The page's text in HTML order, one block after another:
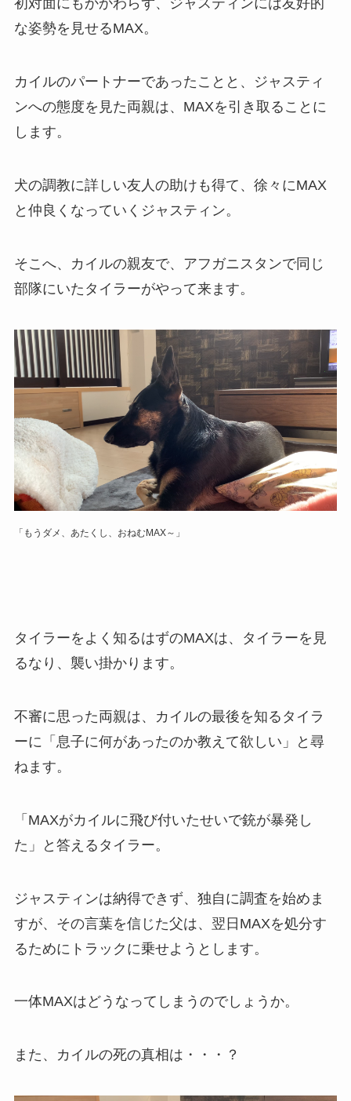
初対面にもかかわらず、ジャスティンには友好的
な姿勢を見せるMAX。
カイルのパートナーであったことと、ジャスティ
ンへの態度を見た両親は、MAXを引き取ることに
します。
犬の調教に詳しい友人の助けも得て、徐々にMAX
と仲良くなっていくジャスティン。
そこへ、カイルの親友で、アフガニスタンで同じ
部隊にいたタイラーがやって来ます。
「もうダメ、あたくし、おねむMAX～」
タイラーをよく知るはずのMAXは、タイラーを見
るなり、襲い掛かります。
不審に思った両親は、カイルの最後を知るタイラ
ーに「息子に何があったのか教えて欲しい」と尋
ねます。
「MAXがカイルに飛び付いたせいで銃が暴発し
た」と答えるタイラー。
ジャスティンは納得できず、独自に調査を始めま
すが、その言葉を信じた父は、翌日MAXを処分す
るためにトラックに乗せようとします。
一体MAXはどうなってしまうのでしょうか。
また、カイルの死の真相は・・・？